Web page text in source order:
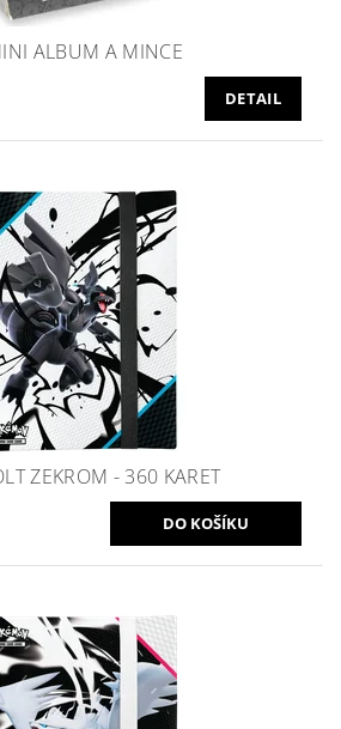
ALBUM A MINCE
DETAIL
ZEKROM - 360 KARET